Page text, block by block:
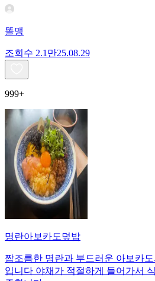
똘맹
조회수 2.1만25.08.29
999+
명란아보카도덮밥
짭조름한 명란과 부드러운 아보카
입니다 야채가 적절하게 들어가서